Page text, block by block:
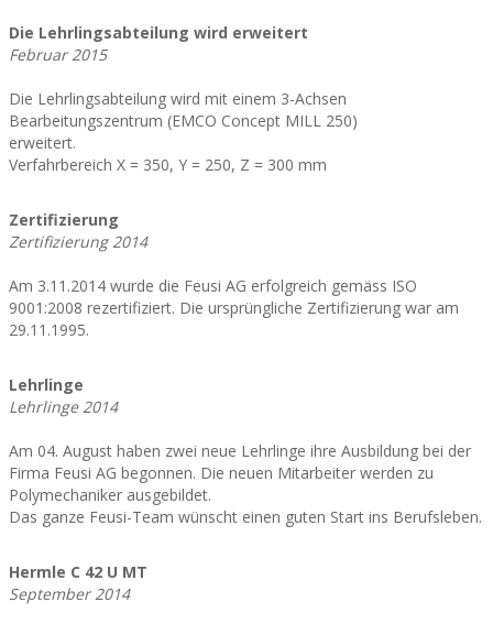
Die Lehrlingsabteilung wird erweitert
Februar 2015
Die Lehrlingsabteilung wird mit einem 3-Achsen
Bearbeitungszentrum (EMCO Concept MILL 250)
erweitert.
Verfahrbereich X = 350, Y = 250, Z = 300 mm
Zertifizierung
Zertifizierung 2014
Am 3.11.2014 wurde die Feusi AG erfolgreich gemäss ISO
9001:2008 rezertifiziert. Die ursprüngliche Zertifizierung war am
29.11.1995.
Lehrlinge
Lehrlinge 2014
Am 04. August haben zwei neue Lehrlinge ihre Ausbildung bei der
Firma Feusi AG begonnen. Die neuen Mitarbeiter werden zu
Polymechaniker ausgebildet.
Das ganze Feusi-Team wünscht einen guten Start ins Berufsleben.
Hermle C 42 U MT
September 2014